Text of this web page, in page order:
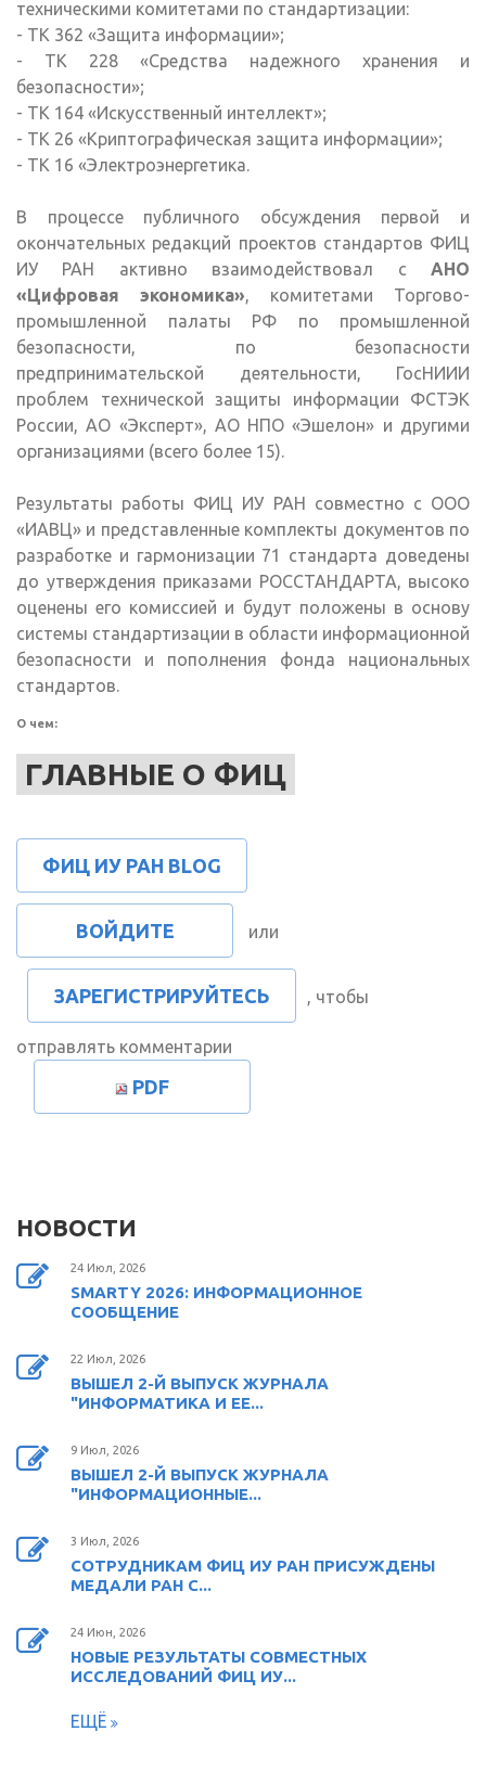
техническими комитетами по стандартизации:
- ТК 362 «Защита информации»;
- ТК 228 «Средства надежного хранения и
безопасности»;
- ТК 164 «Искусственный интеллект»;
- ТК 26 «Криптографическая защита информации»;
- ТК 16 «Электроэнергетика.
В процессе публичного обсуждения первой и
окончательных редакций проектов стандартов ФИЦ
ИУ РАН активно взаимодействовал с АНО
«Цифровая экономика», комитетами Торгово-
промышленной палаты РФ по промышленной
безопасности, по безопасности
предпринимательской деятельности, ГосНИИИ
проблем технической защиты информации ФСТЭК
России, АО «Эксперт», АО НПО «Эшелон» и другими
организациями (всего более 15).
Результаты работы ФИЦ ИУ РАН совместно с ООО
«ИАВЦ» и представленные комплекты документов по
разработке и гармонизации 71 стандарта доведены
до утверждения приказами РОССТАНДАРТА, высоко
оценены его комиссией и будут положены в основу
системы стандартизации в области информационной
безопасности и пополнения фонда национальных
стандартов.
О чем:
ГЛАВНЫЕ О ФИЦ
ФИЦ ИУ РАН BLOG
ВОЙДИТЕ или
ЗАРЕГИСТРИРУЙТЕСЬ , чтобы
отправлять комментарии
PDF
НОВОСТИ
24 Июл, 2026
SMARTY 2026: ИНФОРМАЦИОННОЕ
СООБЩЕНИЕ
22 Июл, 2026
ВЫШЕЛ 2-Й ВЫПУСК ЖУРНАЛА
"ИНФОРМАТИКА И ЕЕ...
9 Июл, 2026
ВЫШЕЛ 2-Й ВЫПУСК ЖУРНАЛА
"ИНФОРМАЦИОННЫЕ...
3 Июл, 2026
СОТРУДНИКАМ ФИЦ ИУ РАН ПРИСУЖДЕНЫ
МЕДАЛИ РАН С...
24 Июн, 2026
НОВЫЕ РЕЗУЛЬТАТЫ СОВМЕСТНЫХ
ИССЛЕДОВАНИЙ ФИЦ ИУ...
ЕЩЁ